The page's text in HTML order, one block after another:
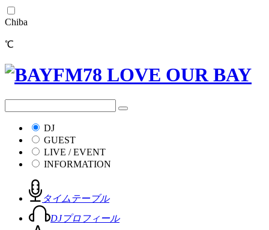
Chiba
℃
DJ
GUEST
LIVE / EVENT
INFORMATION
タイムテーブル
DJプロフィール